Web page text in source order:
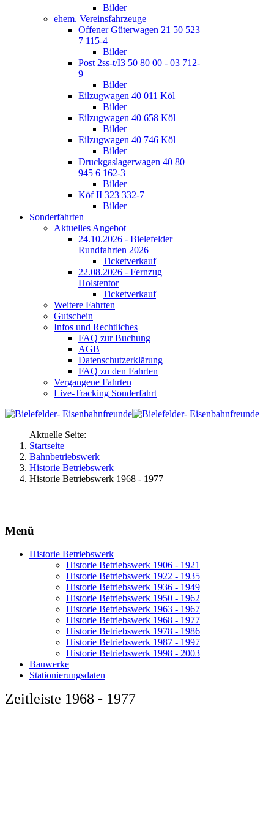
Bilder
ehem. Vereinsfahrzeuge
Offener Güterwagen 21 50 523
7 115-4
Bilder
Post 2ss-t/I3 50 80 00 - 03 712-
9
Bilder
Eilzugwagen 40 011 Köl
Bilder
Eilzugwagen 40 658 Köl
Bilder
Eilzugwagen 40 746 Köl
Bilder
Druckgaslagerwagen 40 80
945 6 162-3
Bilder
Köf II 323 332-7
Bilder
Sonderfahrten
Aktuelles Angebot
24.10.2026 - Bielefelder
Rundfahrten 2026
Ticketverkauf
22.08.2026 - Fernzug
Holstentor
Ticketverkauf
Weitere Fahrten
Gutschein
Infos und Rechtliches
FAQ zur Buchung
AGB
Datenschutzerklärung
FAQ zu den Fahrten
Vergangene Fahrten
Live-Tracking Sonderfahrt
Aktuelle Seite:
Startseite
Bahnbetriebswerk
Historie Betriebswerk
Historie Betriebswerk 1968 - 1977
Menü
Historie Betriebswerk
Historie Betriebswerk 1906 - 1921
Historie Betriebswerk 1922 - 1935
Historie Betriebswerk 1936 - 1949
Historie Betriebswerk 1950 - 1962
Historie Betriebswerk 1963 - 1967
Historie Betriebswerk 1968 - 1977
Historie Betriebswerk 1978 - 1986
Historie Betriebswerk 1987 - 1997
Historie Betriebswerk 1998 - 2003
Bauwerke
Stationierungsdaten
Zeitleiste 1968 - 1977